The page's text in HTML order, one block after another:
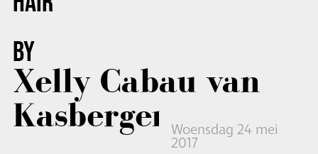
BY
Xelly Cabau van
Kasbergen
Woensdag 24 mei
2017